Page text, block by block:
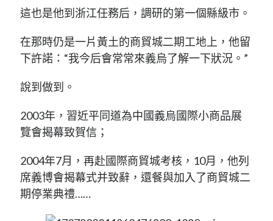
這也是他到浙江任務后，調研的第一個縣級市。
在那時仍是一片黃土的商貿城二期工地上，他留
下許諾：“我今后會常常來義烏了解一下狀況。”
說到做到。
2003年，習近平同道為中國義烏國際小商品展
覽會揭幕致賀信；
2004年7月，再赴國際商貿城考核，10月，他列
席義博會揭幕式并致辭，還餐與加入了商貿城二
期停業典禮……